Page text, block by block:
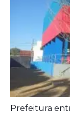
Prefeitura